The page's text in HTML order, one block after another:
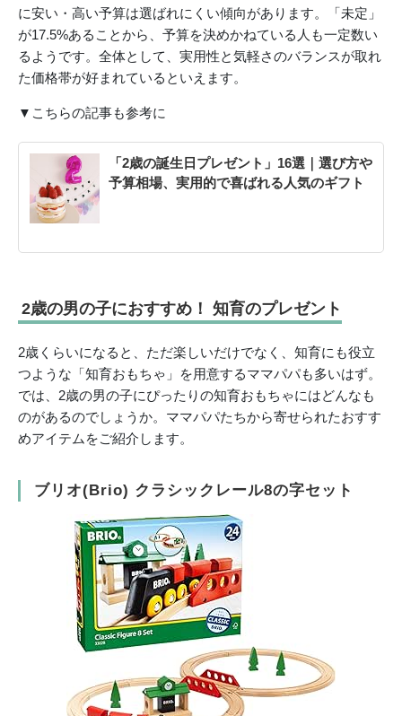
に安い・高い予算は選ばれにくい傾向があります。「未定」
が17.5%あることから、予算を決めかねている人も一定数い
るようです。全体として、実用性と気軽さのバランスが取れ
た価格帯が好まれているといえます。
▼こちらの記事も参考に
「2歳の誕生日プレゼント」16選｜選び方や
予算相場、実用的で喜ばれる人気のギフト
2歳の男の子におすすめ！ 知育のプレゼント
2歳くらいになると、ただ楽しいだけでなく、知育にも役立
つような「知育おもちゃ」を用意するママパパも多いはず。
では、2歳の男の子にぴったりの知育おもちゃにはどんなも
のがあるのでしょうか。ママパパたちから寄せられたおすす
めアイテムをご紹介します。
ブリオ(Brio) クラシックレール8の字セット